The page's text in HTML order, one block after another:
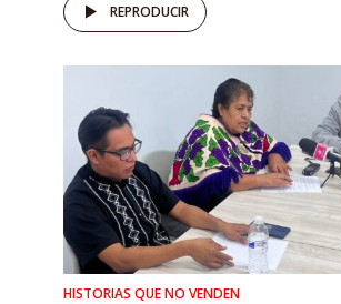
REPRODUCIR
HISTORIAS QUE NO VENDEN